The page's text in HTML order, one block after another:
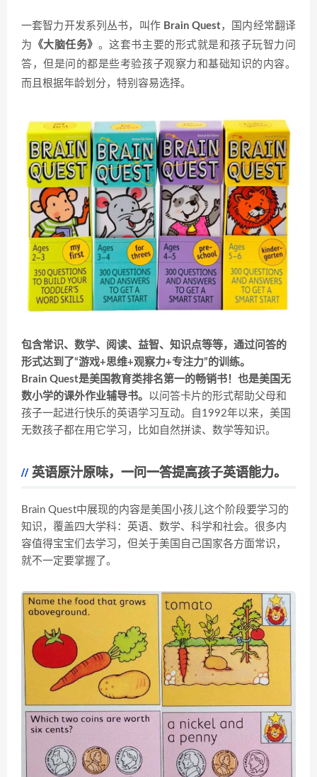
一套智力开发系列丛书，叫作 Brain Quest，国内经常翻译
为
《大脑任务》 。这套书主要的形式就是和孩子玩智力问
答，但是问的都是些考验孩子观察力和基础知识的内容。
而且根据年龄划分，特别容易选择。
包含常识、数学、阅读、益智、知识点等等，通过问答的
形式达到了“游戏+思维+观察力+专注力”的训练。
Brain Quest是美国教育类排名第一的畅销书！也是美国无
数小学的课外作业辅导书。 以问答卡片的形式帮助父母和
孩子一起进行快乐的英语学习互动。自1992年以来，美国
无数孩子都在用它学习，比如自然拼读、数学等知识。
英语原汁原味，一问一答提高孩子英语能力。
Brain Quest中展现的内容是美国小孩儿这个阶段要学习的
知识，覆盖四大学科：英语、数学、科学和社会。很多内
容值得宝宝们去学习，但关于美国自己国家各方面常识，
就不一定要掌握了。